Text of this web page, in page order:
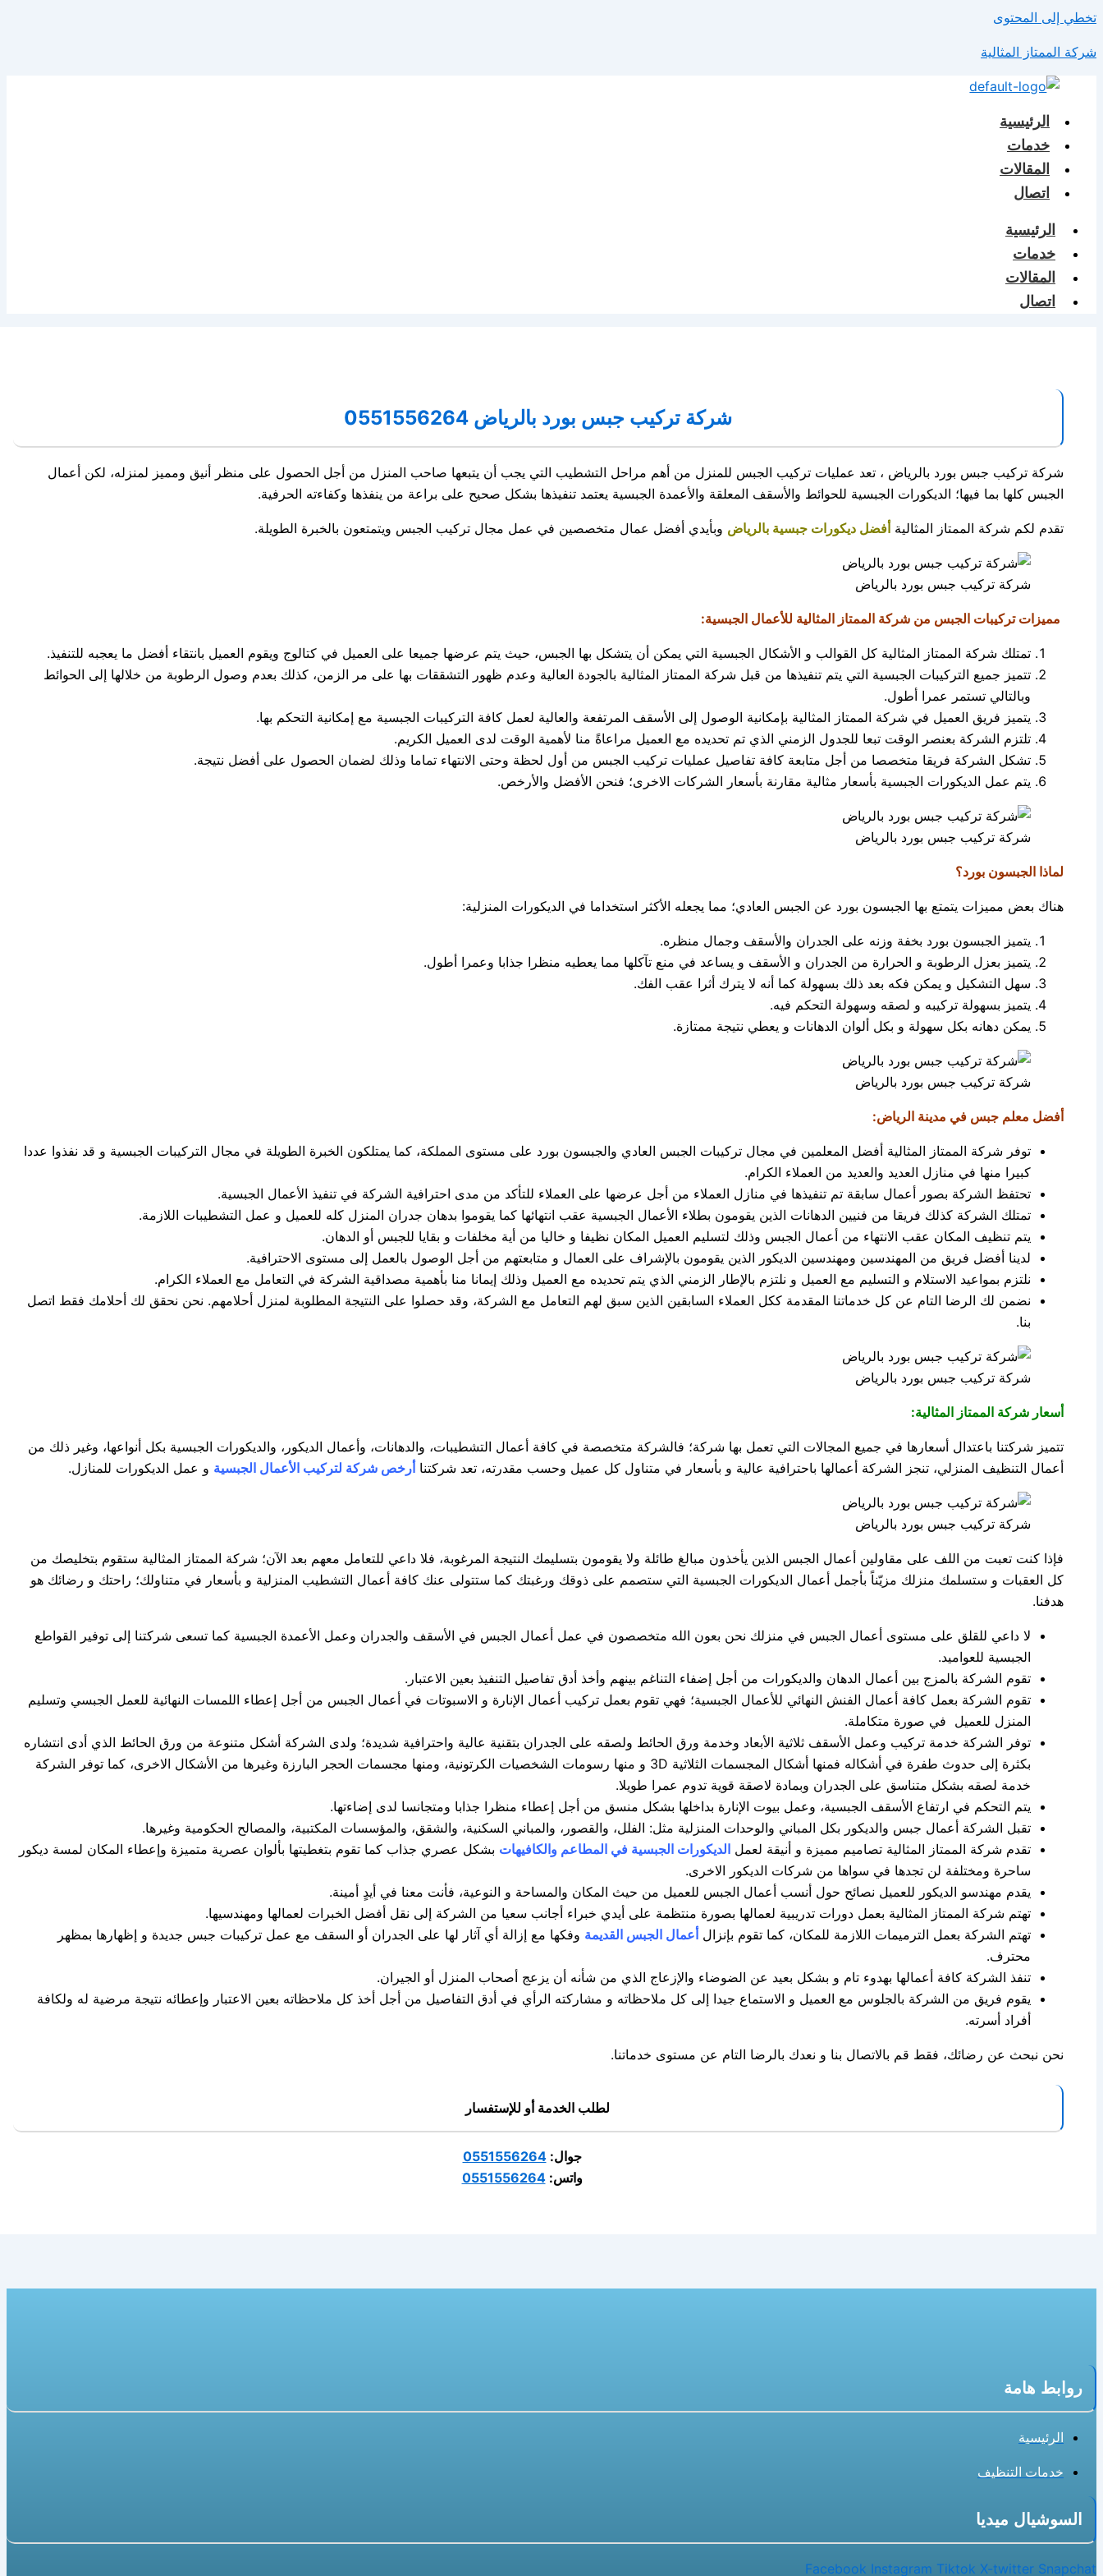
تخطي إلى المحتوى
شركة الممتاز المثالية
الرئيسية
خدمات
المقالات
اتصال
الرئيسية
خدمات
المقالات
اتصال
شركة تركيب جبس بورد بالرياض 0551556264
شركة تركيب جبس بورد بالرياض ، تعد عمليات تركيب الجبس للمنزل من أهم مراحل التشطيب التي يجب أن يتبعها صاحب المنزل من أجل الحصول على منظر أنيق ومميز لمنزله، لكن أعمال
الجبس كلها بما فيها؛ الديكورات الجبسية للحوائط والأسقف المعلقة والأعمدة الجبسية يعتمد تنفيذها بشكل صحيح على براعة من ينفذها وكفاءته الحرفية.
تقدم لكم شركة الممتاز المثالية أفضل ديكورات جبسية بالرياض وبأيدي أفضل عمال متخصصين في عمل مجال تركيب الجبس ويتمتعون بالخبرة الطويلة.
شركة تركيب جبس بورد بالرياض
مميزات تركيبات الجبس من شركة الممتاز المثالية للأعمال الجبسية:
تمتلك شركة الممتاز المثالية كل القوالب و الأشكال الجبسية التي يمكن أن يتشكل بها الجبس، حيث يتم عرضها جميعا على العميل في كتالوج ويقوم العميل بانتقاء أفضل ما يعجبه للتنفيذ.
تتميز جميع التركيبات الجبسية التي يتم تنفيذها من قبل شركة الممتاز المثالية بالجودة العالية وعدم ظهور التشققات بها على مر الزمن، كذلك بعدم وصول الرطوبة من خلالها إلى الحوائط
وبالتالي تستمر عمرا أطول.
يتميز فريق العميل في شركة الممتاز المثالية بإمكانية الوصول إلى الأسقف المرتفعة والعالية لعمل كافة التركيبات الجبسية مع إمكانية التحكم بها.
تلتزم الشركة بعنصر الوقت تبعا للجدول الزمني الذي تم تحديده مع العميل مراعاةً منا لأهمية الوقت لدى العميل الكريم.
تشكل الشركة فريقا متخصصا من أجل متابعة كافة تفاصيل عمليات تركيب الجبس من أول لحظة وحتى الانتهاء تماما وذلك لضمان الحصول على أفضل نتيجة.
يتم عمل الديكورات الجبسية بأسعار مثالية مقارنة بأسعار الشركات الاخرى؛ فنحن الأفضل والأرخص.
شركة تركيب جبس بورد بالرياض
لماذا الجبسون بورد؟
هناك بعض مميزات يتمتع بها الجبسون بورد عن الجبس العادي؛ مما يجعله الأكثر استخداما في الديكورات المنزلية:
يتميز الجبسون بورد بخفة وزنه على الجدران والأسقف وجمال منظره.
يتميز بعزل الرطوبة و الحرارة من الجدران و الأسقف و يساعد في منع تآكلها مما يعطيه منظرا جذابا وعمرا أطول.
سهل التشكيل و يمكن فكه بعد ذلك بسهولة كما أنه لا يترك أثرا عقب الفك.
يتميز بسهولة تركيبه و لصقه وسهولة التحكم فيه.
يمكن دهانه بكل سهولة و بكل ألوان الدهانات و يعطي نتيجة ممتازة.
شركة تركيب جبس بورد بالرياض
أفضل معلم جبس في مدينة الرياض:
توفر شركة الممتاز المثالية أفضل المعلمين في مجال تركيبات الجبس العادي والجبسون بورد على مستوى المملكة، كما يمتلكون الخبرة الطويلة في مجال التركيبات الجبسية و قد نفذوا عددا
كبيرا منها في منازل العديد والعديد من العملاء الكرام.
تحتفظ الشركة بصور أعمال سابقة تم تنفيذها في منازل العملاء من أجل عرضها على العملاء للتأكد من مدى احترافية الشركة في تنفيذ الأعمال الجبسية.
تمتلك الشركة كذلك فريقا من فنيين الدهانات الذين يقومون بطلاء الأعمال الجبسية عقب انتهائها كما يقوموا بدهان جدران المنزل كله للعميل و عمل التشطيبات اللازمة.
يتم تنظيف المكان عقب الانتهاء من أعمال الجبس وذلك لتسليم العميل المكان نظيفا و خاليا من أية مخلفات و بقايا للجبس أو الدهان.
لدينا أفضل فريق من المهندسين ومهندسين الديكور الذين يقومون بالإشراف على العمال و متابعتهم من أجل الوصول بالعمل إلى مستوى الاحترافية.
نلتزم بمواعيد الاستلام و التسليم مع العميل و نلتزم بالإطار الزمني الذي يتم تحديده مع العميل وذلك إيمانا منا بأهمية مصداقية الشركة في التعامل مع العملاء الكرام.
نضمن لك الرضا التام عن كل خدماتنا المقدمة ككل العملاء السابقين الذين سبق لهم التعامل مع الشركة، وقد حصلوا على النتيجة المطلوبة لمنزل أحلامهم. نحن نحقق لك أحلامك فقط اتصل
بنا.
شركة تركيب جبس بورد بالرياض
أسعار شركة الممتاز المثالية:
تتميز شركتنا باعتدال أسعارها في جميع المجالات التي تعمل بها شركة؛ فالشركة متخصصة في كافة أعمال التشطيبات، والدهانات، وأعمال الديكور، والديكورات الجبسية بكل أنواعها، وغير ذلك من
أعمال التنظيف المنزلي، تنجز الشركة أعمالها باحترافية عالية و بأسعار في متناول كل عميل وحسب مقدرته، تعد شركتنا أرخص شركة لتركيب الأعمال الجبسية و عمل الديكورات للمنازل.
شركة تركيب جبس بورد بالرياض
فإذا كنت تعبت من اللف على مقاولين أعمال الجبس الذين يأخذون مبالغ طائلة ولا يقومون بتسليمك النتيجة المرغوبة، فلا داعي للتعامل معهم بعد الآن؛ شركة الممتاز المثالية ستقوم بتخليصك من
كل العقبات و ستسلمك منزلك مزيّناً بأجمل أعمال الديكورات الجبسية التي ستصمم على ذوقك ورغبتك كما ستتولى عنك كافة أعمال التشطيب المنزلية و بأسعار في متناولك؛ راحتك و رضائك هو
هدفنا.
لا داعي للقلق على مستوى أعمال الجبس في منزلك نحن بعون الله متخصصون في عمل أعمال الجبس في الأسقف والجدران وعمل الأعمدة الجبسية كما تسعى شركتنا إلى توفير القواطع
الجبسية للعواميد.
تقوم الشركة بالمزج بين أعمال الدهان والديكورات من أجل إضفاء التناغم بينهم وأخذ أدق تفاصيل التنفيذ بعين الاعتبار.
تقوم الشركة بعمل كافة أعمال الفنش النهائي للأعمال الجبسية؛ فهي تقوم بعمل تركيب أعمال الإنارة و الاسبوتات في أعمال الجبس من أجل إعطاء اللمسات النهائية للعمل الجبسي وتسليم
المنزل للعميل في صورة متكاملة.
توفر الشركة خدمة تركيب وعمل الأسقف ثلاثية الأبعاد وخدمة ورق الحائط ولصقه على الجدران بتقنية عالية واحترافية شديدة؛ ولدى الشركة أشكل متنوعة من ورق الحائط الذي أدى انتشاره
بكثرة إلى حدوث طفرة في أشكاله فمنها أشكال المجسمات الثلاثية 3D و منها رسومات الشخصيات الكرتونية، ومنها مجسمات الحجر البارزة وغيرها من الأشكال الاخرى، كما توفر الشركة
خدمة لصقه بشكل متناسق على الجدران وبمادة لاصقة قوية تدوم عمرا طويلا.
يتم التحكم في ارتفاع الأسقف الجبسية، وعمل بيوت الإنارة بداخلها بشكل منسق من أجل إعطاء منظرا جذابا ومتجانسا لدى إضاءتها.
تقبل الشركة أعمال جبس والديكور بكل المباني والوحدات المنزلية مثل: الفلل، والقصور، والمباني السكنية، والشقق، والمؤسسات المكتبية، والمصالح الحكومية وغيرها.
تقدم شركة الممتاز المثالية تصاميم مميزة و أنيقة لعمل الديكورات الجبسية في المطاعم والكافيهات بشكل عصري جذاب كما تقوم بتغطيتها بألوان عصرية متميزة وإعطاء المكان لمسة ديكور
ساحرة ومختلفة لن تجدها في سواها من شركات الديكور الاخرى.
يقدم مهندسو الديكور للعميل نصائح حول أنسب أعمال الجبس للعميل من حيث المكان والمساحة و النوعية، فأنت معنا في أيدٍ أمينة.
تهتم شركة الممتاز المثالية بعمل دورات تدريبية لعمالها بصورة منتظمة على أيدي خبراء أجانب سعيا من الشركة إلى نقل أفضل الخبرات لعمالها ومهندسيها.
تهتم الشركة بعمل الترميمات اللازمة للمكان، كما تقوم بإنزال أعمال الجبس القديمة وفكها مع إزالة أي آثار لها على الجدران أو السقف مع عمل تركيبات جبس جديدة و إظهارها بمظهر
محترف.
تنفذ الشركة كافة أعمالها بهدوء تام و بشكل بعيد عن الضوضاء والإزعاج الذي من شأنه أن يزعج أصحاب المنزل أو الجيران.
يقوم فريق من الشركة بالجلوس مع العميل و الاستماع جيدا إلى كل ملاحظاته و مشاركته الرأي في أدق التفاصيل من أجل أخذ كل ملاحظاته بعين الاعتبار وإعطائه نتيجة مرضية له ولكافة
أفراد أسرته.
نحن نبحث عن رضائك، فقط قم بالاتصال بنا و نعدك بالرضا التام عن مستوى خدماتنا.
لطلب الخدمة أو للإستفسار
جوال:0551556264
واتس:0551556264
روابط هامة
الرئيسية
خدمات التنظيف
السوشيال ميديا
Facebook Instagram Tiktok X-twitter Snapchat